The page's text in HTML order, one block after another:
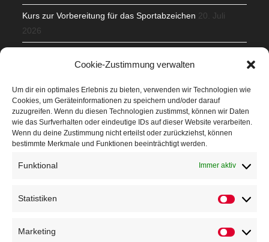
Cookie-Zustimmung verwalten
Um dir ein optimales Erlebnis zu bieten, verwenden wir Technologien wie
Cookies, um Geräteinformationen zu speichern und/oder darauf
zuzugreifen. Wenn du diesen Technologien zustimmst, können wir Daten
wie das Surfverhalten oder eindeutige IDs auf dieser Website verarbeiten.
Wenn du deine Zustimmung nicht erteilst oder zurückziehst, können
bestimmte Merkmale und Funktionen beeinträchtigt werden.
Funktional Immer aktiv
Statistiken
Marketing
Kurs zur Vorbereitung für das Sportabzeichen 20. Juli
2026
Veranstaltungen
Höffner Run
Schnuppertag
Kindersportfest